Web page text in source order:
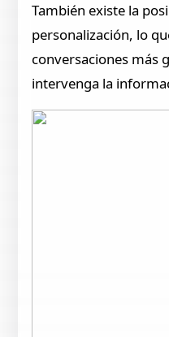
También existe la
personalización, lo
conversaciones más
intervenga la